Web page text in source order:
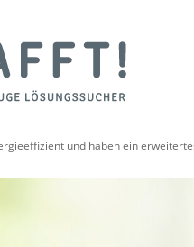
und haben ein